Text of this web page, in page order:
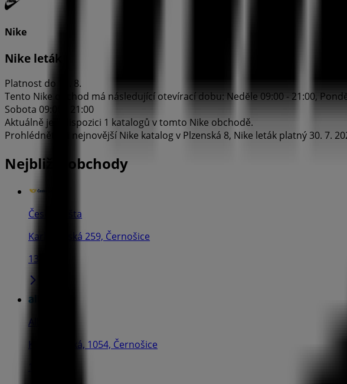
Nike
Nike leták
Platnost do 11. 8.
Tento Nike obchod má následující otevírací dobu: Nedĕle 09:00 - 21:00,
Sobota 09:00 - 21:00
Aktuálně je k dispozici 1 katalogů v tomto Nike obchodě.
Prohlédněte si nejnovější Nike katalog v Plzenská 8, Nike leták platný 30. 7.
Nejbližší obchody
Česká pošta
Karlštejnská 259, Černošice
130 m
Albert
Karlštejnská, 1054, Černošice